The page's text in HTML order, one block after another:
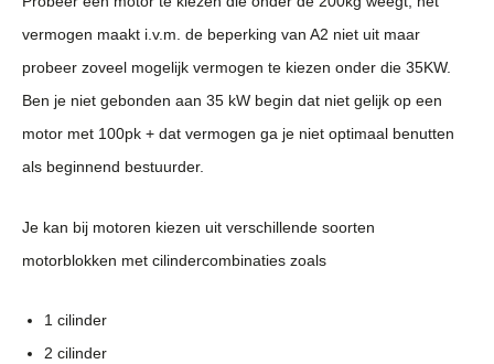
vermogen maakt i.v.m. de beperking van A2 niet uit maar
probeer zoveel mogelijk vermogen te kiezen onder die 35KW.
Ben je niet gebonden aan 35 kW begin dat niet gelijk op een
motor met 100pk + dat vermogen ga je niet optimaal benutten
als beginnend bestuurder.
Je kan bij motoren kiezen uit verschillende soorten
motorblokken met cilindercombinaties zoals
1 cilinder
2 cilinder